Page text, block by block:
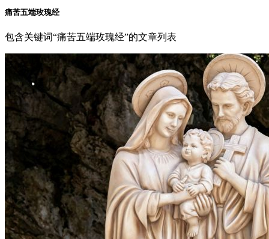
痛苦五端玫瑰经
包含关键词“痛苦五端玫瑰经”的文章列表